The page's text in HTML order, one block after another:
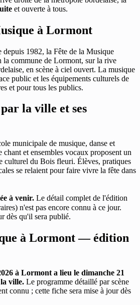
et ouverte à tous.
à Lormont
depuis 1982, la Fête de la Musique
la commune de Lormont, sur la rive
en scène à ciel ouvert. La musique
public et les équipements culturels de
et pour tous les publics.
la ville et ses
municipale de musique, danse et
chant et ensembles vocaux proposent un
culturel du Bois fleuri. Élèves, pratiques
se relaient pour faire vivre la fête dans
à venir. Le détail complet de l'édition
n'est pas encore connu à ce jour.
dès qu'il sera publié.
à Lormont — édition
à Lormont a lieu le dimanche 21
ville. Le programme détaillé par scène
connu ; cette fiche sera mise à jour dès